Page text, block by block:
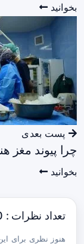
بخوانید
پست بعدی
چرا پیوند مغز
بخوانید
تعداد نظرات : 0
هنوز نظری برای